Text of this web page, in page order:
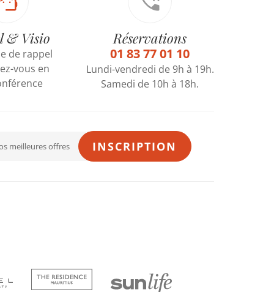
& Visio
de rappel
vous en
Réservations
01 83 77 01 10
Lundi-vendredi de 9h à 19h.
Samedi de 10h à 18h.
INSCRIPTION